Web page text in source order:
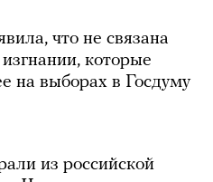
что не связана
которые
на выборах в Госдуму
из российской